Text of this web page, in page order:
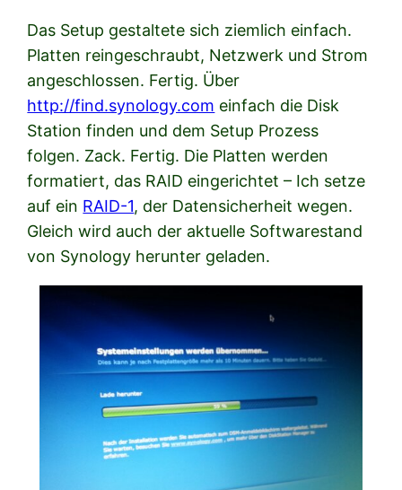
Das Setup gestaltete sich ziemlich einfach.
Platten reingeschraubt, Netzwerk und Strom
angeschlossen. Fertig. Über
http://find.synology.com einfach die Disk
Station finden und dem Setup Prozess
folgen. Zack. Fertig. Die Platten werden
formatiert, das RAID eingerichtet – Ich setze
auf ein RAID-1, der Datensicherheit wegen.
Gleich wird auch der aktuelle Softwarestand
von Synology herunter geladen.